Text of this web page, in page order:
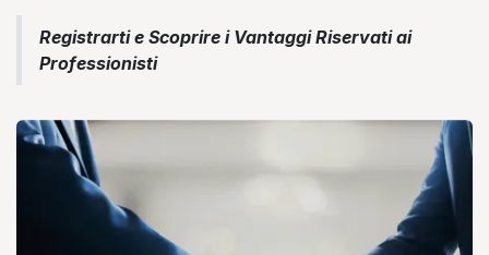
Registrarti e Scoprire i Vantaggi Riservati ai
Professionisti